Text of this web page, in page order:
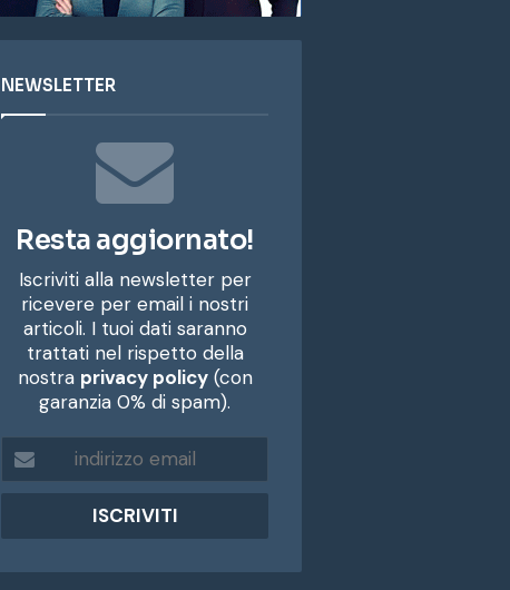
NEWSLETTER
Resta aggiornato!
Iscriviti alla newsletter per
ricevere per email i nostri
articoli. I tuoi dati saranno
trattati nel rispetto della
nostra privacy policy(con
garanzia 0% di spam).
d
r